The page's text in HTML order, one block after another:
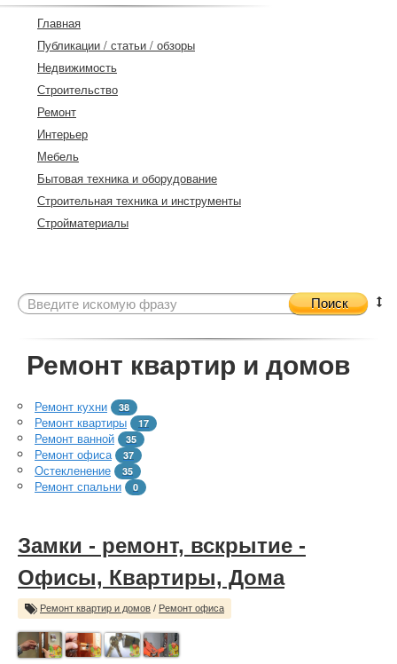
Главная
Публикации / статьи / обзоры
Недвижимость
Строительство
Ремонт
Интерьер
Мебель
Бытовая техника и оборудование
Строительная техника и инструменты
Стройматериалы
Поиск
Ремонт квартир и домов
Ремонт кухни 38
Ремонт квартиры 17
Ремонт ванной 35
Ремонт офиса 37
Остекленение 35
Ремонт спальни 0
Замки - ремонт, вскрытие -
Офисы, Квартиры, Дома
Ремонт квартир и домов / Ремонт офиса